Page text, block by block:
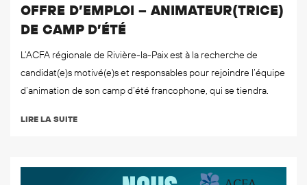
OFFRE D’EMPLOI – ANIMATEUR(TRICE)
DE CAMP D’ÉTÉ
L’ACFA régionale de Rivière-la-Paix est à la recherche de
candidat(e)s motivé(e)s et responsables pour rejoindre l’équipe
d’animation de son camp d’été francophone, qui se tiendra.
LIRE LA SUITE